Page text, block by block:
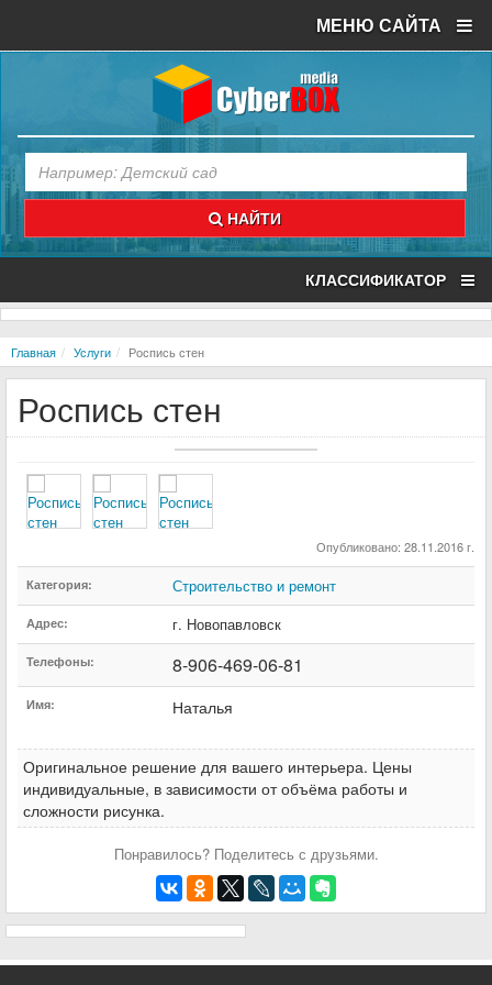
МЕНЮ САЙТА
НАЙТИ
КЛАССИФИКАТОР
Главная Услуги Роспись стен
Роспись стен
Опубликовано: 28.11.2016 г.
Категория: Строительство и ремонт
Адрес: г. Новопавловск
Телефоны: 8-906-469-06-81
Имя: Наталья
Оригинальное решение для вашего интерьера. Цены
индивидуальные, в зависимости от объёма работы и
сложности рисунка.
Понравилось? Поделитесь с друзьями.